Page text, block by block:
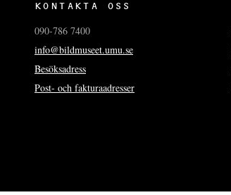
KONTAKTA OSS
090-786 7400
info@bildmuseet.umu.se
Besöksadress
Post- och fakturaadresser